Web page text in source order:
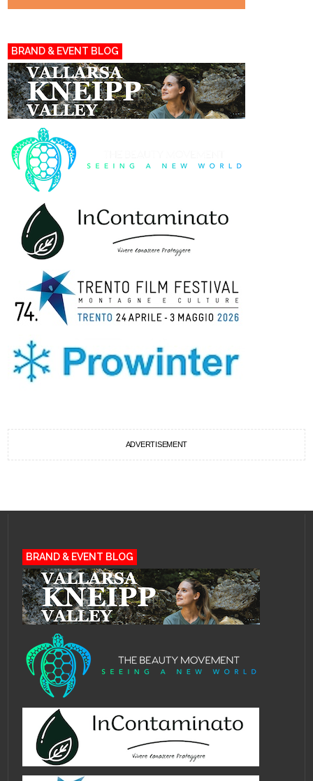
BRAND & EVENT BLOG
ADVERTISEMENT
BRAND & EVENT BLOG